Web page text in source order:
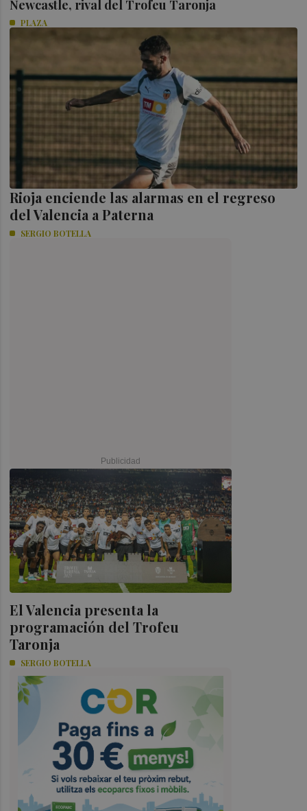
El Valencia presenta la
programación del Trofeu
Taronja
SERGIO BOTELLA
Newcastle, rival del Trofeu Taronja
PLAZA
Rioja enciende las alarmas en el regreso
del Valencia a Paterna
SERGIO BOTELLA